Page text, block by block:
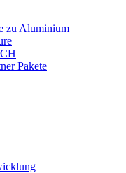
zu Aluminium
Pakete